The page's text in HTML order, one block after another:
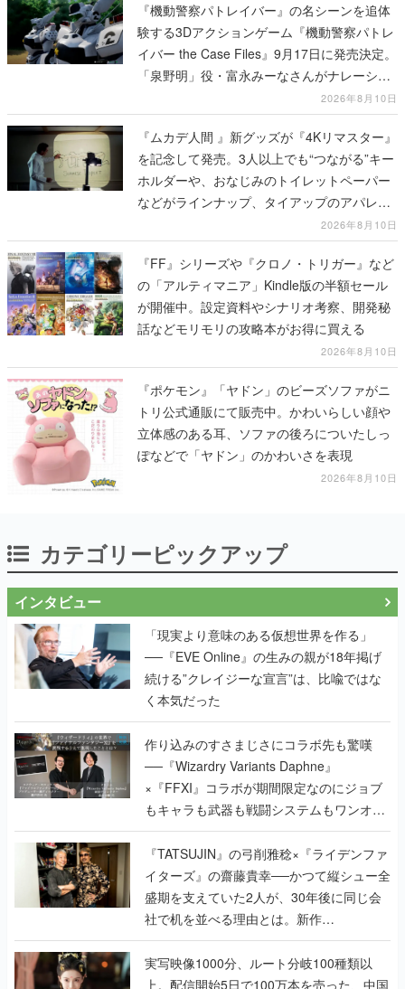
『機動警察パトレイバー』の名シーンを追体
験する3Dアクションゲーム『機動警察パトレ
イバー the Case Files』9月17日に発売決定。
「泉野明」役・富永みーなさんがナレーショ
2026年8月10日
『ムカデ人間 』新グッズが『4Kリマスター』
を記念して発売。3人以上でも“つながる”キー
ホルダーや、おなじみのトイレットペーパー
などがラインナップ、タイアップのアパレル
グッズも公開され映画と現実世界が「つなが
る」
2026年8月10日
『FF』シリーズや『クロノ・トリガー』など
の「アルティマニア」Kindle版の半額セール
が開催中。設定資料やシナリオ考察、開発秘
話などモリモリの攻略本がお得に買える
2026年8月10日
『ポケモン』「ヤドン」のビーズソファがニ
トリ公式通販にて販売中。かわいらしい顔や
立体感のある耳、ソファの後ろについたしっ
ぽなどで「ヤドン」のかわいさを表現
2026年8月10日
カテゴリーピックアップ
インタビュー
「現実より意味のある仮想世界を作る」
──『EVE Online』の生みの親が18年掲げ
続ける”クレイジーな宣言”は、比喩ではな
く本気だった
作り込みのすさまじさにコラボ先も驚嘆
──『Wizardry Variants Daphne』
×『FFXI』コラボが期間限定なのにジョブ
もキャラも武器も戦闘システムもワンオフ
で作り込まれた理由を両ディレクターに聞
く
『TATSUJIN』の弓削雅稔×『ライデンファ
イターズ』の齋藤貴幸──かつて縦シュー全
盛期を支えていた2人が、30年後に同じ会
社で机を並べる理由とは。新作
『TATSUJIN EXTREME』で初タッグを組
んだレジェンド2人に訊く開発秘話
実写映像1000分、ルート分岐100種類以
上。配信開始5日で100万本を売った、中国